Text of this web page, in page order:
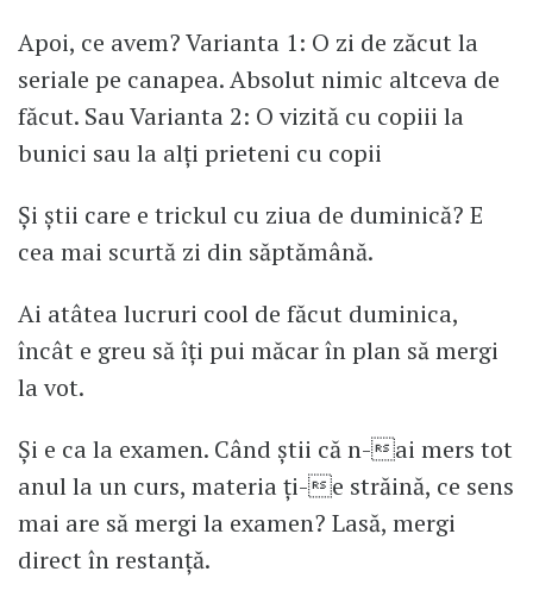
Apoi, ce avem? Varianta 1: O zi de zăcut la
seriale pe canapea. Absolut nimic altceva de
făcut. Sau Varianta 2: O vizită cu copiii la
bunici sau la alți prieteni cu copii
Și știi care e trickul cu ziua de duminică? E
cea mai scurtă zi din săptămână.
Ai atâtea lucruri cool de făcut duminica,
încât e greu să îți pui măcar în plan să mergi
la vot.
Și e ca la examen. Când știi că n-ai mers tot
anul la un curs, materia ți-e străină, ce sens
mai are să mergi la examen? Lasă, mergi
direct în restanță.